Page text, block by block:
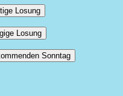
Losung
Losung
Sonntag